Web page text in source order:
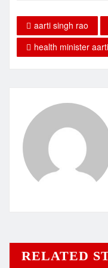
aarti singh rao
health minister
RELATED